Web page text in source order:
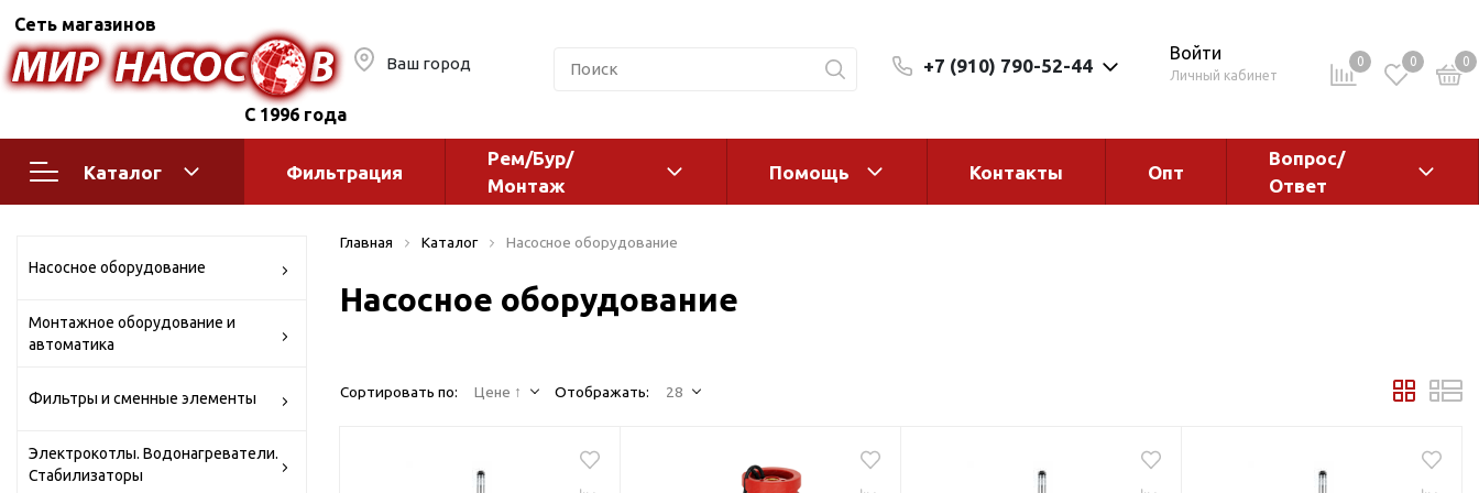
Сеть магазинов
С 1996 года
Ваш город +7 (910) 790-52-44
Войти
Личный кабинет
0 0 0
Каталог
Поверхностные насосы
Горизонтальные
многоступенчатые
многоступенчатые
моноблочные
Полив
водоснабжения
Оголовки и адаптеры
Магистральные фильтры
Фильтрация
Рем/Бур/
Монтаж
Помощь Контакты Опт
Вопрос/
Ответ
Насосное оборудование
Монтажное оборудование и
автоматика
Фильтры и сменные элементы
Электрокотлы. Водонагреватели.
Стабилизаторы
Главная Каталог Насосное оборудование
Насосное оборудование
Сортировать по: Цене ↑ Отображать: 28